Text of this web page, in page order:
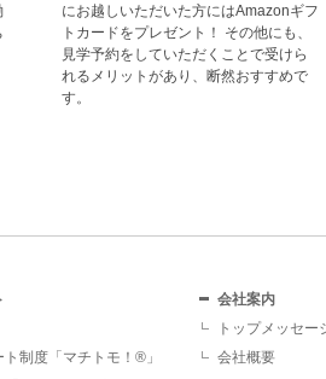
いた方にはAmazonギフ
ゼント！ その他にも、
いただくことで受けら
あり、断然おすすめで
現地見学会の一
お越しください
制度「マチトモ！®」
会社案内
トップメッセー
会社概要